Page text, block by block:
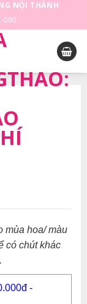
NỘI THÀNH
090
mùa hoa/ màu
có chút khác
-